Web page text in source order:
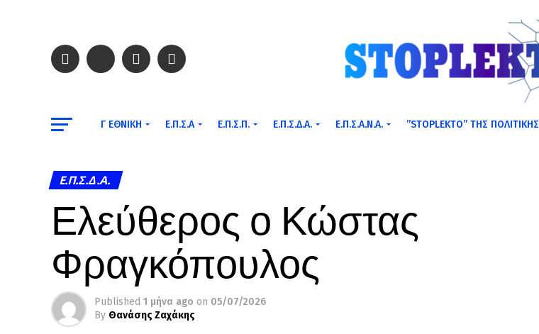
Γ ΕΘΝΙΚΉ Ε.Π.Σ.Α Ε.Π.Σ.Π. Ε.Π.Σ.Δ.Α. Ε.Π.Σ.Α.Ν.Α. ”STOPLEKTO” ΤΗΣ ΠΟΛΙΤΙΚΗΣ
Ε.Π.Σ.Δ.Α.
Ελεύθερος ο Κώστας
Φραγκόπουλος
Published 1 μήνα ago on 05/07/2026
By Θανάσης Ζαχάκης